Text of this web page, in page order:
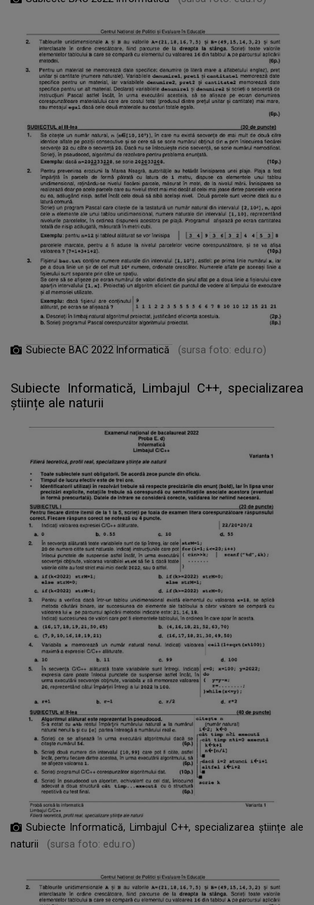
Subiecte BAC 2022 Informatică (sursa foto: edu.ro)
Subiecte Informatică, Limbajul C++, specializarea
științe ale naturii
Subiecte Informatică, Limbajul C++, specializarea științe ale
naturii
(sursa foto: edu.ro)